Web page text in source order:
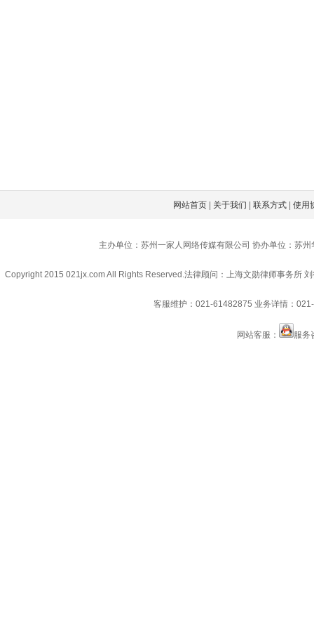
网站首页 关于我们 |联系方式 |使用
主办单位：苏州一家人网络传媒有限公司 协办单位：苏
Copyright 2015 021jx.com All Rights Reserved.法律顾问：上海文勋律师事务所
客服维护：021-61482875 业务详情：
网站客服： 服务